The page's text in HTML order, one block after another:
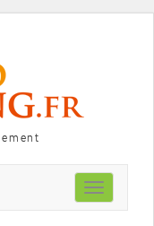
Toggle
navigation